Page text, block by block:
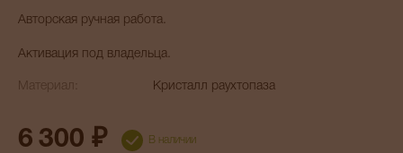
Авторская ручная работа.
Активация под владельца.
Материал: Кристалл раухтопаза
6 300 ₽ В наличии